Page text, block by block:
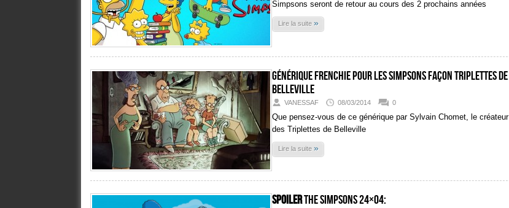
Simpsons seront de retour au cours des 2 prochains années
Lire la suite »
Générique frenchie pour les Simpsons façon Triplettes de
Belleville
VANESSAF 08/03/2014 0
Que pensez-vous de ce générique par Sylvain Chomet, le créateur
des Triplettes de Belleville
Lire la suite »
SPOILERThe Simpsons 24×04: